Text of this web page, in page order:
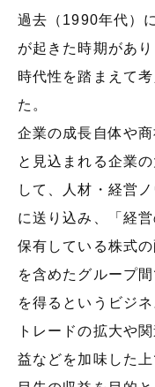
過去（1990年代）
が起きた時期があ
時代性を踏まえて
た。
企業の成長自体や
と見込まれる企業
して、人材・経営
に送り込み、「経
保有している株式
を含めたグループ
を得るというビジ
トレードの拡大や
益などを加味した